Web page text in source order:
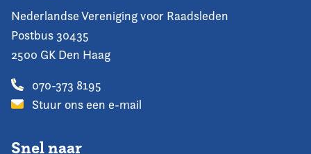
Nederlandse Vereniging voor Raadsleden
Postbus 30435
2500 GK Den Haag
070-373 8195
Stuur ons een e-mail
Snel naar